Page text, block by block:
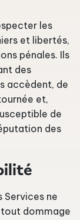
les
et libertés,
pénales. Ils
des
accèdent, de
et,
de
des
Services ne
tout dommage